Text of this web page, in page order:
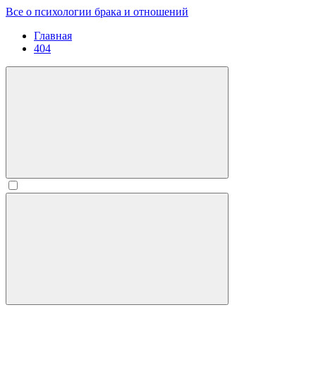
Все о психологии брака и отношений
Главная
404